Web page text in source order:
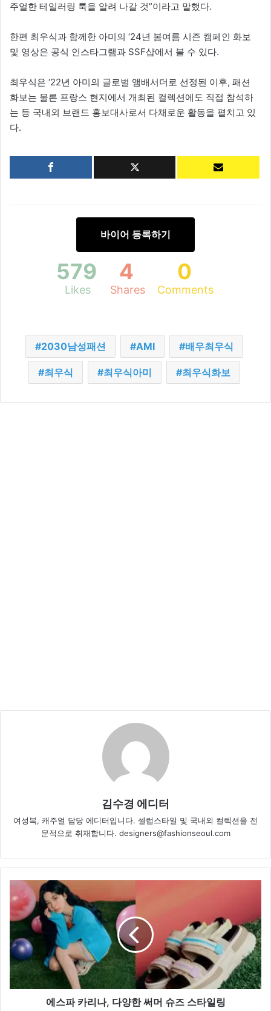
주얼한 테일러링 룩을 알려 나갈 것”이라고 말했다.
한편 최우식과 함께한 아미의 ‘24년 봄여름 시즌 캠페인 화보
및 영상은 공식 인스타그램과 SSF샵에서 볼 수 있다.
최우식은 ‘22년 아미의 글로벌 앰배서더로 선정된 이후, 패션
화보는 물론 프랑스 현지에서 개최된 컬렉션에도 직접 참석하
는 등 국내외 브랜드 홍보대사로서 다채로운 활동을 펼치고 있
다.
바이어 등록하기
579
Likes
4
Shares
0
Comments
2030남성패션 AMI 배우최우식
최우식 최우식아미 최우식화보
김수경 에디터
여성복, 캐주얼 담당 에디터입니다. 셀럽스타일 및 국내외 컬렉션을 전
문적으로 취재합니다. designers@fashionseoul.com
스
카
리
나,
다
양
한
에스파 카리나, 다양한 써머 슈즈 스타일링